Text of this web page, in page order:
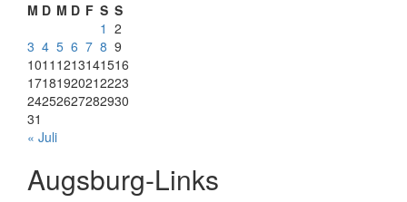
M D M D F S S
1 2
3 4 5 6 7 8 9
1011 1213141516
17181920212223
24252627282930
31
« Juli
Augsburg-Links